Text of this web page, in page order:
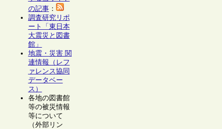
の記事：
調査研究リポ
ート「東日本
大震災と図書
館」
地震・災害 関
連情報（レフ
ァレンス協同
データベー
ス）
各地の図書館
等の被災情報
等について
（外部リン